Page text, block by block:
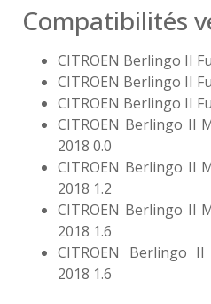
Compatibilités
CITROEN Berlingo II
CITROEN Berlingo II
CITROEN Berlingo II
CITROEN Berlingo II
2018 0.0
CITROEN Berlingo II
2018 1.2
CITROEN Berlingo II
2018 1.6
CITROEN Berlingo
2018 1.6